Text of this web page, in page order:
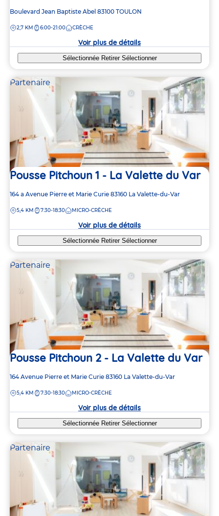
Adresse
la
Boulevard Jean Baptiste Abel 83100 TOULON
DISTANCE
2,7 KM 6:00-21:00 CRÈCHE
Voir plus de détails
Sélectionnée Retirer Sélectionner
Partenaire
Pousse Pitchoun 1 - La Valette du Var
Adresse
la
164 a Avenue Pierre et Marie Curie 83160 La Valette-du-Var
DISTANCE
5,4 KM 7:30-18:30 MICRO-CRÈCHE
Voir plus de détails
Sélectionnée Retirer Sélectionner
Partenaire
Pousse Pitchoun 2 - La Valette du Var
Adresse
la
164 Avenue Pierre et Marie Curie 83160 La Valette-du-Var
DISTANCE
5,4 KM 7:30-18:30 MICRO-CRÈCHE
Voir plus de détails
Sélectionnée Retirer Sélectionner
Partenaire